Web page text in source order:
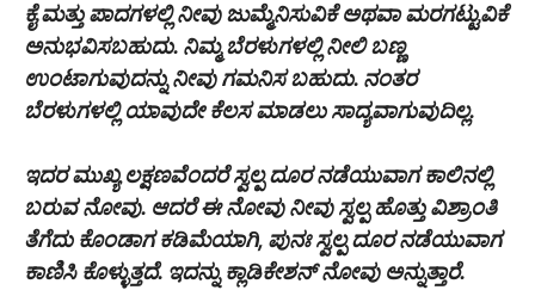
ಕೈ ಮತ್ತು ಪಾದಗಳಲ್ಲಿ ನೀವು ಜುಮ್ಮೆನಿಸುವಿಕೆ ಅಥವಾ ಮರಗಟ್ಟುವಿಕೆ
ಅನುಭವಿಸಬಹುದು. ನಿಮ್ಮ ಬೆರಳುಗಳಲ್ಲಿ ನೀಲಿ ಬಣ್ಣ
ಉಂಟಾಗುವುದನ್ನು ನೀವು ಗಮನಿಸ ಬಹುದು. ನಂತರ
ಬೆರಳುಗಳಲ್ಲಿ ಯಾವುದೇ ಕೆಲಸ ಮಾಡಲು ಸಾದ್ಯವಾಗುವುದಿಲ್ಲ.
ಇದರ ಮುಖ್ಯ ಲಕ್ಷಣವೆಂದರೆ ಸ್ವಲ್ಪ ದೂರ ನಡೆಯುವಾಗ ಕಾಲಿನಲ್ಲಿ
ಬರುವ ನೋವು. ಆದರೆ ಈ ನೋವು ನೀವು ಸ್ವಲ್ಪ ಹೊತ್ತು ವಿಶ್ರಾಂತಿ
ತೆಗೆದು ಕೊಂಡಾಗ ಕಡಿಮೆಯಾಗಿ, ಪುನಃ ಸ್ವಲ್ಪ ದೂರ ನಡೆಯುವಾಗ
ಕಾಣಿಸಿ ಕೊಳ್ಳುತ್ತದೆ. ಇದನ್ನು ಕ್ಲಾಡಿಕೇಶನ್ ನೋವು ಅನ್ನುತ್ತಾರೆ.